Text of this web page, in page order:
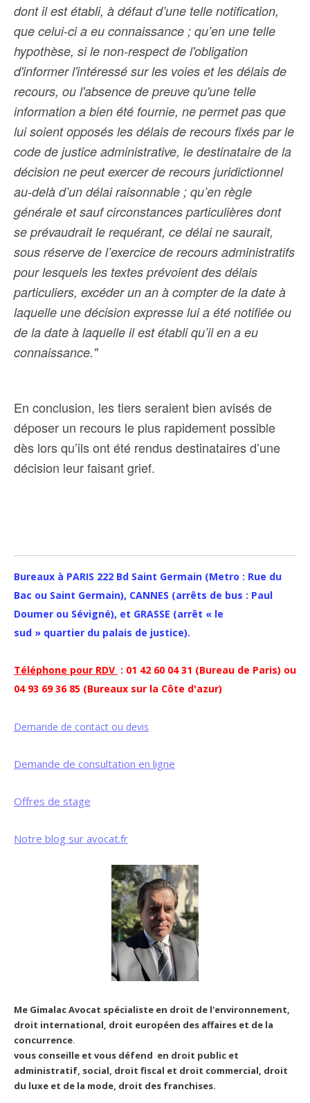
dont il est établi, à défaut d’une telle notification,
que celui-ci a eu connaissance ; qu’en une telle
hypothèse, si le non-respect de l'obligation
d'informer l'intéressé sur les voies et les délais de
recours, ou l'absence de preuve qu'une telle
information a bien été fournie, ne permet pas que
lui soient opposés les délais de recours fixés par le
code de justice administrative, le destinataire de la
décision ne peut exercer de recours juridictionnel
au-delà d’un délai raisonnable ; qu’en règle
générale et sauf circonstances particulières dont
se prévaudrait le requérant, ce délai ne saurait,
sous réserve de l’exercice de recours administratifs
pour lesquels les textes prévoient des délais
particuliers, excéder un an à compter de la date à
laquelle une décision expresse lui a été notifiée ou
de la date à laquelle il est établi qu’il en a eu
connaissance."
En conclusion, les tiers seraient bien avisés de
déposer un recours le plus rapidement possible
dès lors qu’ils ont été rendus destinataires d’une
décision leur faisant grief.
Bureaux à PARIS 222 Bd Saint Germain (Metro : Rue du
Bac ou Saint Germain), CANNES (arrêts de bus : Paul
Doumer ou Sévigné), et GRASSE (arrêt « le
sud » quartier du palais de justice).
Téléphone pour RDV : 01 42 60 04 31 (Bureau de Paris) ou
04 93 69 36 85 (Bureaux sur la Côte d'azur)
Demande de contact ou devis
Demande de consultation en ligne
Offres de stage
Notre blog sur avocat.fr
Me Gimalac Avocat spécialiste en droit de l'environnement,
droit international, droit européen des affaires et de la
concurrence.
vous conseille et vous défend en droit public et
administratif, social, droit fiscal et droit commercial, droit
du luxe et de la mode, droit des franchises.